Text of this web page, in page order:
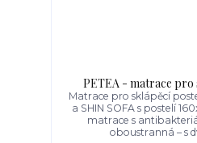
PETEA - matrace pro
Matrace pro sklápěcí
a SHIN SOFA s postelí
matrace s
oboustranná – s